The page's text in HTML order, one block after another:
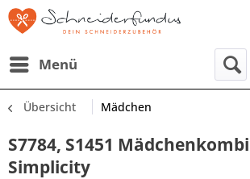
Menü
Übersicht Mädchen
S7784, S1451
Simplicity